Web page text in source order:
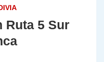
Ruta 5 Sur